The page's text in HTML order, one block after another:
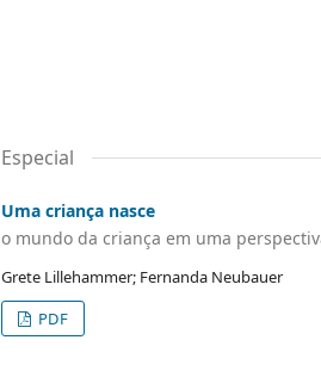
Especial
Uma criança nasce
o mundo da criança em uma
Grete Lillehammer; Fernanda Neubauer
PDF